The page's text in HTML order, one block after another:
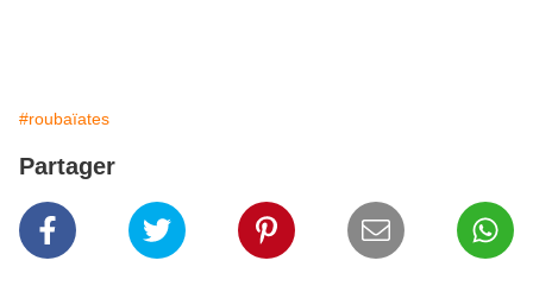
#roubaïates
Partager